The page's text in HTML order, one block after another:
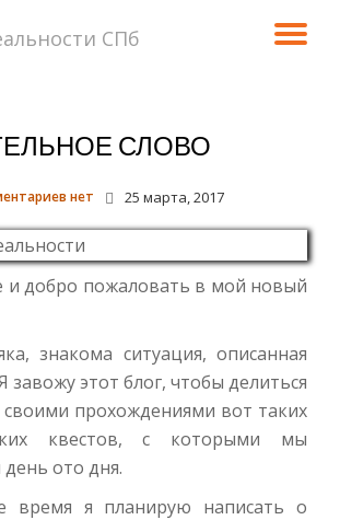
СЛОВО
25 марта, 2017
нет
и добро пожаловать в мой новый
знакома ситуация, описанная
завожу этот блог, чтобы делиться
своими прохождениями вот таких
квестов, с которыми мы
день ото дня.
время я планирую написать о